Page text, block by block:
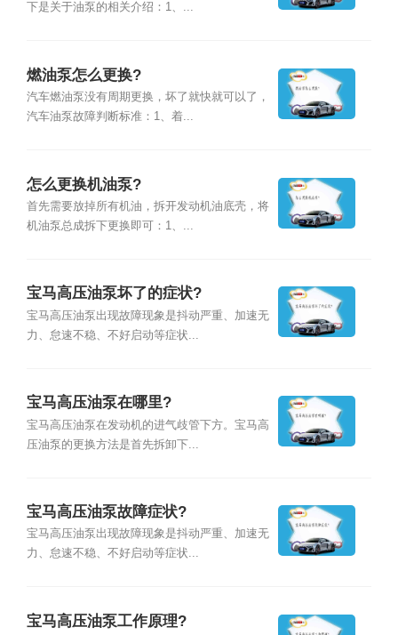
下是关于油泵的相关介绍：1、...
燃油泵怎么更换?
汽车燃油泵没有周期更换，坏了就快就可以了，
汽车油泵故障判断标准：1、着...
怎么更换机油泵?
首先需要放掉所有机油，拆开发动机油底壳，将
机油泵总成拆下更换即可：1、...
宝马高压油泵坏了的症状?
宝马高压油泵出现故障现象是抖动严重、加速无
力、怠速不稳、不好启动等症状...
宝马高压油泵在哪里?
宝马高压油泵在发动机的进气歧管下方。宝马高
压油泵的更换方法是首先拆卸下...
宝马高压油泵故障症状?
宝马高压油泵出现故障现象是抖动严重、加速无
力、怠速不稳、不好启动等症状...
宝马高压油泵工作原理?